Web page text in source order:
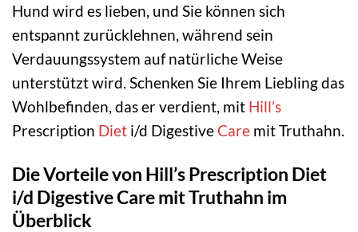
Hund wird es lieben, und Sie können sich
entspannt zurücklehnen, während sein
Verdauungssystem auf natürliche Weise
unterstützt wird. Schenken Sie Ihrem Liebling das
Wohlbefinden, das er verdient, mit Hill’s
Prescription Diet i/d Digestive Care mit Truthahn.
Die Vorteile von Hill’s Prescription Diet
i/d Digestive Care mit Truthahn im
Überblick